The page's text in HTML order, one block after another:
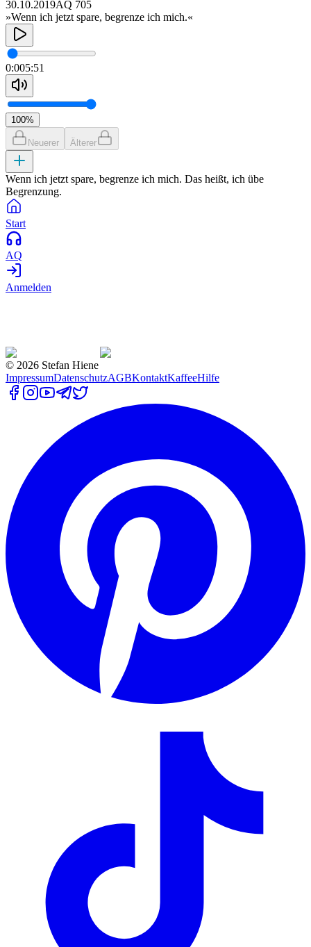
30.10.2019AQ 705
»Wenn ich jetzt spare, begrenze ich mich.«
0:005:51
100%
Neuerer Älterer
Wenn ich jetzt spare, begrenze ich mich. Das heißt, ich übe
Begrenzung.
Start
AQ
Anmelden
© 2026 Stefan Hiene
ImpressumDatenschutzAGBKontaktKaffeeHilfe